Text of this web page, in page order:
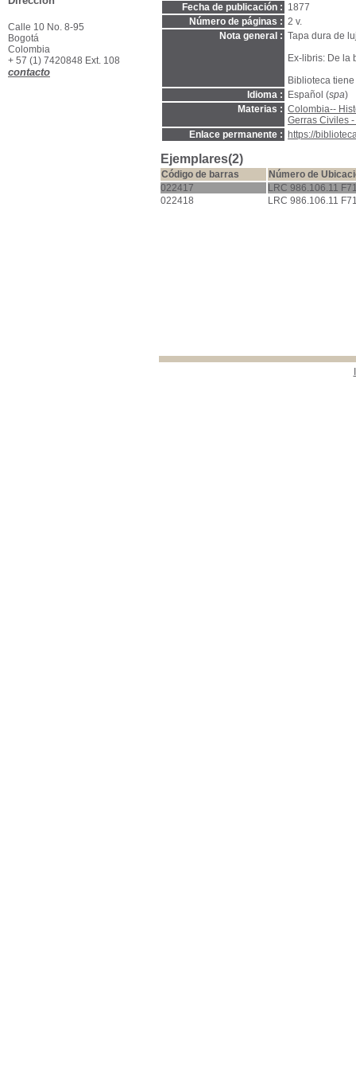
Fecha de publicación : 1877
Número de páginas : 2 v.
Nota general : Tapa dura de
Ex-libris: De la
Biblioteca
Idioma :
Español (spa)
Materias : Colombia--
Gerras Civiles
Enlace permanente :
https://
Ejemplares(2)
Código de barras
Número de
022417
LRC 986.106.11
022418
LRC 986.106.11
Calle 10 No. 8-95
Bogotá
Colombia
+ 57 (1) 7420848 Ext. 108
contacto